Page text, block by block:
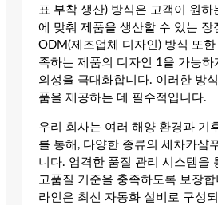
표 부착 생산) 방식은 고객이 원하
에 맞춰 제품을 생산할 수 있는 장
ODM(제조업체 디자인) 방식 또
족하는 제품의 디자인 1을 가능하
의성을 극대화합니다. 이러한 방
품을 제공하는 데 필수적입니다.
우리 회사는 여러 해양 환경과 기
를 통해, 다양한 종류의 세차카샴
니다. 엄격한 품질 관리 시스템을
고품질 기준을 충족하도록 보장
라인은 최신 자동화 설비로 구성